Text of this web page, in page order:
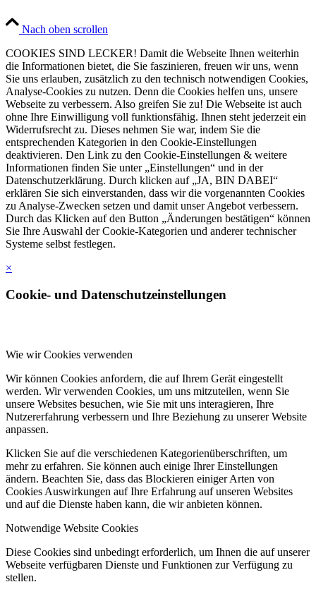
Nach oben scrollen
COOKIES SIND LECKER! Damit die Webseite Ihnen weiterhin
die Informationen bietet, die Sie faszinieren, freuen wir uns, wenn
Sie uns erlauben, zusätzlich zu den technisch notwendigen Cookies,
Analyse-Cookies zu nutzen. Denn die Cookies helfen uns, unsere
Webseite zu verbessern. Also greifen Sie zu! Die Webseite ist auch
ohne Ihre Einwilligung voll funktionsfähig. Ihnen steht jederzeit ein
Widerrufsrecht zu. Dieses nehmen Sie war, indem Sie die
entsprechenden Kategorien in den Cookie-Einstellungen
deaktivieren. Den Link zu den Cookie-Einstellungen & weitere
Informationen finden Sie unter „Einstellungen“ und in der
Datenschutzerklärung. Durch klicken auf „JA, BIN DABEI“
erklären Sie sich einverstanden, dass wir die vorgenannten Cookies
zu Analyse-Zwecken setzen und damit unser Angebot verbessern.
Durch das Klicken auf den Button „Änderungen bestätigen“ können
Sie Ihre Auswahl der Cookie-Kategorien und anderer technischer
Systeme selbst festlegen.
×
Cookie- und Datenschutzeinstellungen
Wie wir Cookies verwenden
Wir können Cookies anfordern, die auf Ihrem Gerät eingestellt
werden. Wir verwenden Cookies, um uns mitzuteilen, wenn Sie
unsere Websites besuchen, wie Sie mit uns interagieren, Ihre
Nutzererfahrung verbessern und Ihre Beziehung zu unserer Website
anpassen.
Klicken Sie auf die verschiedenen Kategorienüberschriften, um
mehr zu erfahren. Sie können auch einige Ihrer Einstellungen
ändern. Beachten Sie, dass das Blockieren einiger Arten von
Cookies Auswirkungen auf Ihre Erfahrung auf unseren Websites
und auf die Dienste haben kann, die wir anbieten können.
Notwendige Website Cookies
Diese Cookies sind unbedingt erforderlich, um Ihnen die auf unserer
Webseite verfügbaren Dienste und Funktionen zur Verfügung zu
stellen.